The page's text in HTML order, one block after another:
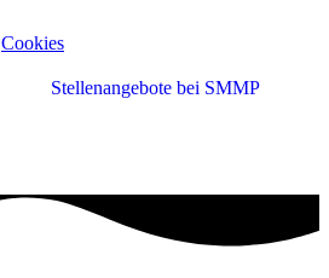
Cookies
Stellenangebote bei SMMP